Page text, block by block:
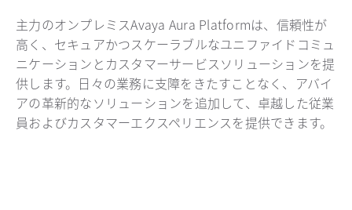
主力のオンプレミスAvaya Aura Platformは、信頼性が
高く、セキュアかつスケーラブルなユニファイドコミュ
ニケーションとカスタマーサービスソリューションを提
供します。日々の業務に支障をきたすことなく、アバイ
アの革新的なソリューションを追加して、卓越した従業
員およびカスタマーエクスペリエンスを提供できます。